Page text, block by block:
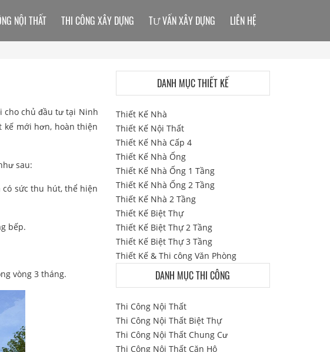
cho chủ đầu tư tại Ninh
kế mới hơn, hoàn thiện
sau:
sức thu hút, thể hiện
bếp.
vòng 3 tháng.
NỘI THẤT THI CÔNG XÂY DỰNG TƯ VẤN XÂY DỰNG LIÊN HỆ
DANH MỤC THIẾT KẾ
Thiết Kế Nhà
Thiết Kế Nội Thất
Thiết Kế Nhà Cấp 4
Thiết Kế Nhà Ống
Thiết Kế Nhà Ống 1 Tầng
Thiết Kế Nhà Ống 2 Tầng
Thiết Kế Nhà 2 Tầng
Thiết Kế Biệt Thự
Thiết Kế Biệt Thự 2 Tầng
Thiết Kế Biệt Thự 3 Tầng
Thiết Kế & Thi công Văn Phòng
DANH MỤC THI CÔNG
Thi Công Nội Thất
Thi Công Nội Thất Biệt Thự
Thi Công Nội Thất Chung Cư
Thi Công Nội Thất Căn Hộ